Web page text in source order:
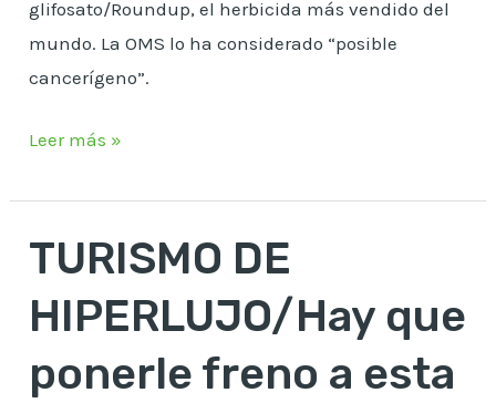
glifosato/Roundup, el herbicida más vendido del
mundo. La OMS lo ha considerado “posible
cancerígeno”.
Leer más »
TURISMO DE
HIPERLUJO/Hay que
ponerle freno a esta
TURISMO
DE
HIPERLUJO/Hay
ponerle